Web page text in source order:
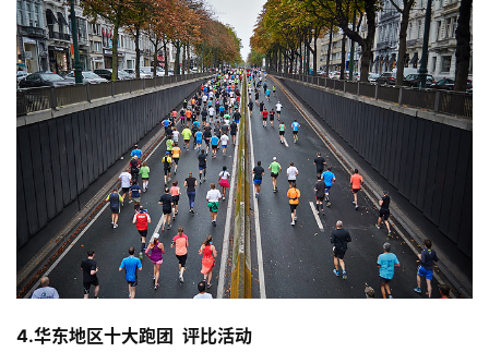
4.华东地区十大跑团  评比活动